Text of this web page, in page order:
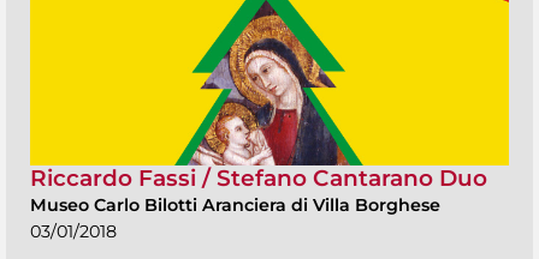
Riccardo Fassi / Stefano Cantarano Duo
Museo Carlo Bilotti Aranciera di Villa Borghese
03/01/2018